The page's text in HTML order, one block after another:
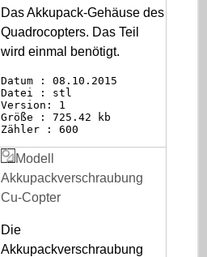
Das Akkupack-Gehäuse des
Quadrocopters. Das Teil
wird einmal benötigt.
Datum : 08.10.2015
Datei : stl
Version: 1
Größe : 725.42 kb
Zähler : 600
Modell
Akkupackverschraubung
Cu-Copter
Die
Akkupackverschraubung